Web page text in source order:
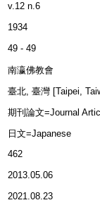
v.12 n.6
1934
49 - 49
南瀛佛教會
臺北, 臺灣 [Taipei,
期刊論文=Journal
日文=Japanese
462
2013.05.06
2021.08.23